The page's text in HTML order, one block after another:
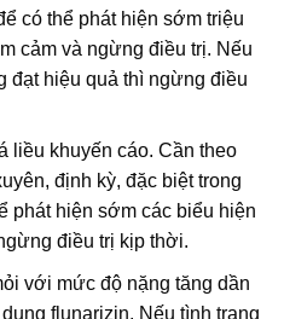
có thể phát hiện sớm triệu
cảm và ngừng điều trị. Nếu
đạt hiệu quả thì ngừng điều
liều khuyến cáo. Cần theo
định kỳ, đặc biệt trong
phát hiện sớm các biểu hiện
điều trị kịp thời.
với mức độ nặng tăng dần
flunarizin. Nếu tình trạng